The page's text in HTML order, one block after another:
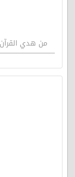
من هدي القرآن 15- الهداية النسبيّة والخاصة